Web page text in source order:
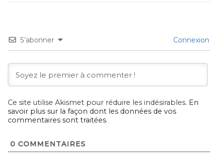
S’abonner Connexion
Ce site utilise Akismet pour réduire les indésirables. En
savoir plus sur la façon dont les données de vos
commentaires sont traitées.
0 COMMENTAIRES